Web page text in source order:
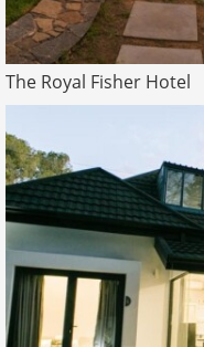
The Royal Fisher Hotel